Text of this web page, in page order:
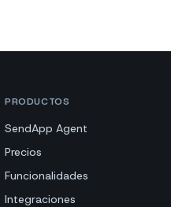
PRODUCTOS
SendApp Agent
Precios
Funcionalidades
Integraciones